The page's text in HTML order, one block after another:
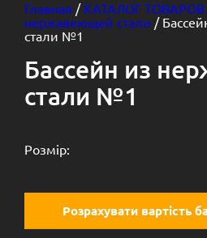
Главная / КАТАЛОГ ТОВАРОВ
нержавеющей стали /
стали №1
Бассейн из
стали №1
Розмір:
Розрахувати вартість